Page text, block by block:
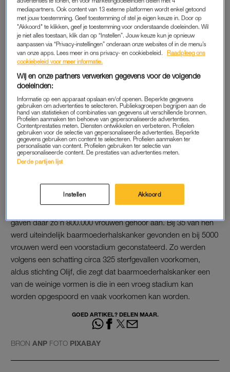
uitstrijkje maken. Dat meldt de stichting Olijf, een
patiëntenorganisatie voor vrouwen met gynaecologische
kanker. De stichting baseert zich op cijfers van het RIVM.
Jaarlijks krijgen 800 vrouwen in Nederland de diagnose
baarmoederhalskanker, blijkt uit diezelfde cijfers. Ongeveer
200 vrouwen overlijden aan de gevolgen daarvan. Volgens het
RIVM kunnen veel meer gevallen worden opgespoord als
vaker gehoor wordt geven aan de oproep.
Lees ook
Overlevingskans voor kankerpatiënten opnieuw licht
toegenomen
AANSPOREN
Vrouwen tussen de 30 en 60 jaar wordt om de vijf jaar
gaven daar zo’n 800.000 vrouwen gehoor aan. Bij 35 van hen
werd uiteindelijk baarmoederhalskanker gevonden en bij 5000
vrouwen werd een voorstadium geconstateerd. Zo werden
volgens een schatting circa 325 sterfgevallen voorkomen,
aldus stichting Olijf, die zegt dat baarmoederhalskanker een
van de weinige vormen is die in een vroeg stadium kan
worden opgespoord en vaak voorkomen kan worden.
GOED ARTIKEL? DELEN MAAR.
BRON ANP FOTO PIXABAY
mediapartners. Ook content van 13 externe platformen wordt enkel getoond
met jouw toestemming. Geef toestemming of stel je eigen keuze in. Door op
"Akkoord" te klikken, geef je toestemming voor onderstaande doeleinden. Wil
je niet alles toestaan, klik dan op “Instellen”. Jouw keuze kun je opnieuw
aanpassen via “Privacy-instellingen” onderaan onze websites of in de menu’s
van onze apps. Lees meer in ons privacy- en cookiebeleid.
Raadpleeg ons
cookiebeleid voor meer informatie.
Wij en onze partners verwerken gegevens voor de volgende
doeleinden:
Informatie op een apparaat opslaan en/of openen. Beperkte gegevens
gebruiken om advertenties te selecteren. Publieksgroepen begrijpen aan de
hand van statistieken of combinaties van gegevens uit verschillende bronnen.
Profielen aanmaken ten behoeve van gepersonaliseerde advertenties.
Contentprestaties meten. Diensten ontwikkelen en verbeteren. Profielen
gebruiken voor de selectie van gepersonaliseerde advertenties. Beperkte
gegevens gebruiken om content te selecteren. Profielen aanmaken ter
personalisatie van content. Profielen gebruiken ter selectie van
gepersonaliseerde content. De prestaties van advertenties meten.
Derde partijen lijst
Instellen Akkoord